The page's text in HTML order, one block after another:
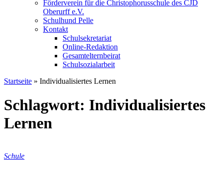
Förderverein für die Christophorusschule des CJD
Oberurff e.V.
Schulhund Pelle
Kontakt
Schulsekretariat
Online-Redaktion
Gesamtelternbeirat
Schulsozialarbeit
Startseite » Individualisiertes Lernen
Schlagwort: Individualisiertes
Lernen
Schule